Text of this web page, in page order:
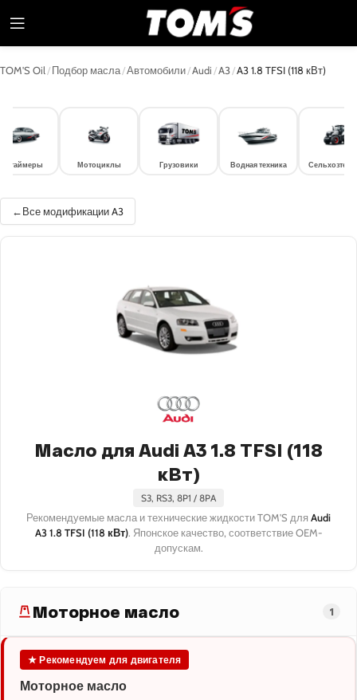
TOM'S Oil /Подбор масла/Автомобили/Audi /A3/A3 1.8 TFSI (118 кВт)
Мотоциклы Грузовики Водная техника
Все модификации A3
Масло для Audi A3 1.8 TFSI (118
кВт)
S3, RS3, 8P1 / 8PA
Рекомендуемые масла и технические жидкости TOM'S для Audi
A3 1.8 TFSI (118 кВт). Японское качество, соответствие OEM-
допускам.
Моторное масло 1
★ Рекомендуем для двигателя
Моторное масло